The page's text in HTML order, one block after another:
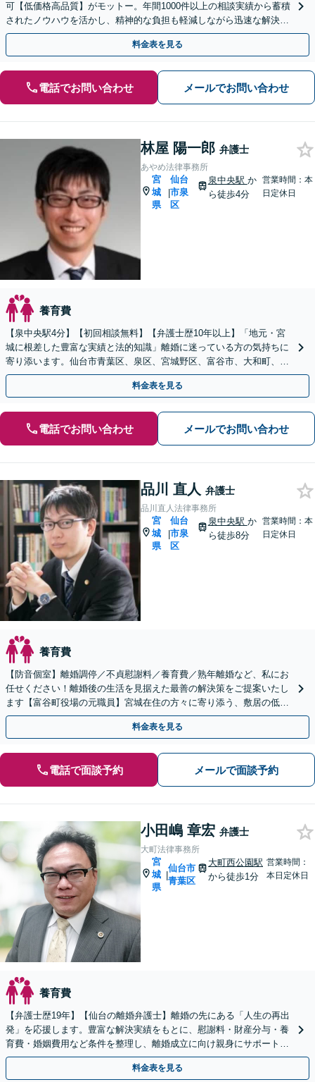
可【低価格高品質】がモットー。年間1000件以上の相談実績から蓄積
されたノウハウを活かし、精神的な負担も軽減しながら迅速な解決を
目指します。【休日・夜間相談あり】【ビデオ面談可】
料金表を見る
電話でお問い合わせ メールでお問い合わせ
林屋 陽一郎 弁護士
あやめ法律事務所
宮
城
県
|
仙台
市泉
区
泉中央駅 か
ら徒歩4分
営業時間：本
日定休日
養育費
【泉中央駅4分】【初回相談無料】【弁護士歴10年以上】「地元・宮
城に根差した豊富な実績と法的知識」離婚に迷っている方の気持ちに
寄り添います。仙台市青葉区、泉区、宮城野区、富谷市、大和町、大
郷町、大衡村、利府町や塩竈市など【近隣駐車場あり】
料金表を見る
電話でお問い合わせ メールでお問い合わせ
品川 直人 弁護士
品川直人法律事務所
宮
城
県
|
仙台
市泉
区
泉中央駅 か
ら徒歩8分
営業時間：本
日定休日
養育費
【防音個室】離婚調停／不貞慰謝料／養育費／熟年離婚など、私にお
任せください！離婚後の生活を見据えた最善の解決策をご提案いたし
ます【富谷町役場の元職員】宮城在住の方々に寄り添う、敷居の低い
事務所です【LINE・メール予約可】
料金表を見る
電話で面談予約 メールで面談予約
小田嶋 章宏 弁護士
大町法律事務所
宮
城
県
|
仙台市
青葉区
大町西公園駅
から徒歩1分
営業時間：
本日定休日
養育費
【弁護士歴19年】【仙台の離婚弁護士】離婚の先にある「人生の再出
発」を応援します。豊富な解決実績をもとに、慰謝料・財産分与・養
育費・婚姻費用など条件を整理し、離婚成立に向け親身にサポートし
ます。【大町西公園駅1分】【夜間・休日対応可能】
料金表を見る